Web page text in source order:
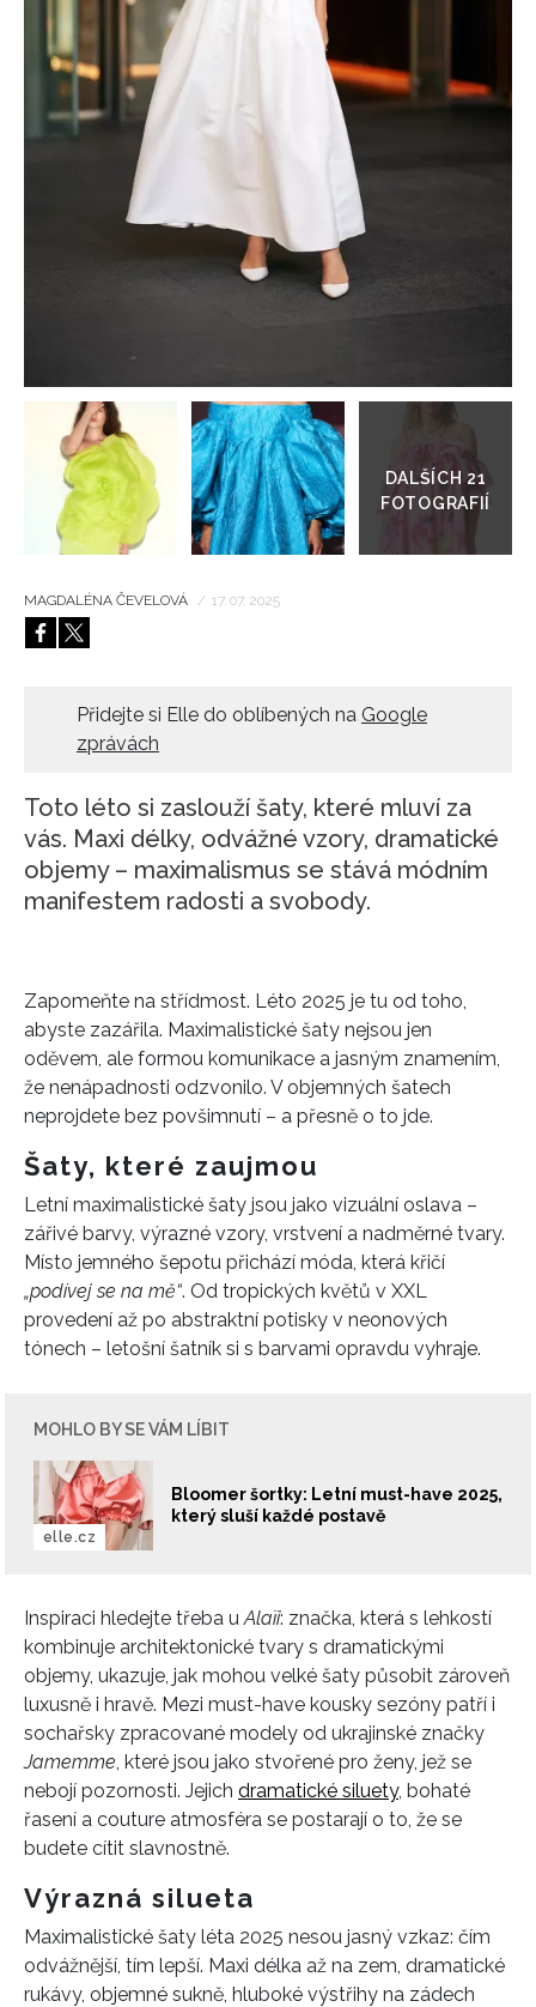
galerie
MAGDALÉNA ČEVELOVÁ / 17. 07. 2025
Přidejte si Elle do oblíbených na Google
zprávách
Toto léto si zaslouží šaty, které mluví za
vás. Maxi délky, odvážné vzory, dramatické
objemy – maximalismus se stává módním
manifestem radosti a svobody.
Zapomeňte na střídmost. Léto 2025 je tu od toho,
abyste zazářila. Maximalistické šaty nejsou jen
oděvem, ale formou komunikace a jasným znamením,
že nenápadnosti odzvonilo. V objemných šatech
neprojdete bez povšimnutí – a přesně o to jde.
Šaty, které zaujmou
Letní maximalistické šaty jsou jako vizuální oslava –
zářivé barvy, výrazné vzory, vrstvení a nadměrné tvary.
Místo jemného šepotu přichází móda, která křičí
„podívej se na mě“. Od tropických květů v XXL
provedení až po abstraktní potisky v neonových
tónech – letošní šatník si s barvami opravdu vyhraje.
MOHLO BY SE VÁM LÍBIT
Bloomer šortky: Letní must-have 2025,
který sluší každé postavě
elle.cz
Inspiraci hledejte třeba u Alaïi: značka, která s lehkostí
kombinuje architektonické tvary s dramatickými
objemy, ukazuje, jak mohou velké šaty působit zároveň
luxusně i hravě. Mezi must-have kousky sezóny patří i
sochařsky zpracované modely od ukrajinské značky
Jamemme , které jsou jako stvořené pro ženy, jež se
nebojí pozornosti. Jejich dramatické siluety, bohaté
řasení a couture atmosféra se postarají o to, že se
budete cítit slavnostně.
Výrazná silueta
Maximalistické šaty léta 2025 nesou jasný vzkaz: čím
odvážnější, tím lepší. Maxi délka až na zem, dramatické
rukávy, objemné sukně, hluboké výstřihy na zádech